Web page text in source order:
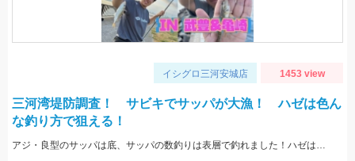
イシグロ三河安城店 1453 view
三河湾堤防調査！ サビキでサッパが大漁！ ハゼは色ん
な釣り方で狙える！
アジ・良型のサッパは底、サッパの数釣りは表層で釣れました！ハゼは蛎殻周辺で良型が良く上がりました。